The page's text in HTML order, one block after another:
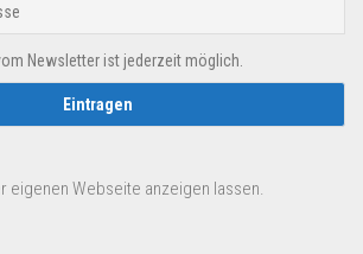
Newsletter ist jederzeit möglich.
eigenen Webseite anzeigen lassen.